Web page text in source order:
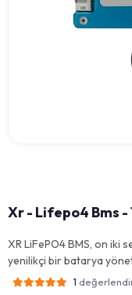
Xr - Lifepo4 Bms -
XR LiFePO4 BMS, on iki
yenilikçi bir batarya
1